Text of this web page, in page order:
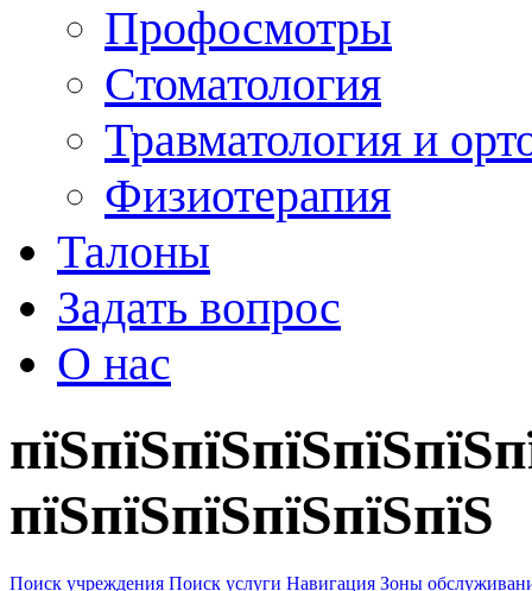
Профосмотры
Стоматология
Травматология и
Физиотерапия
Талоны
Задать вопрос
О нас
пїЅпїЅпїЅпїЅпїЅпїЅ
Поиск учреждения Поиск услуги Навигация Зоны